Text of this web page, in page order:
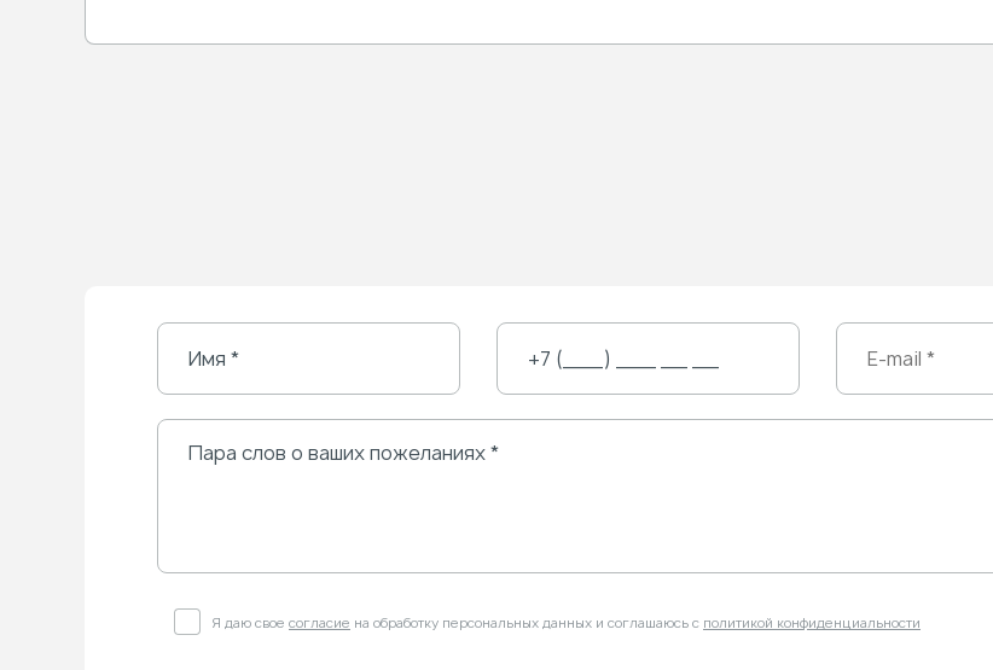
Я даю свое согласие на обработку персональных данных и соглашаюсь с политикой конфиденциальности